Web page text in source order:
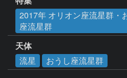
2017年 オリオン座流星群・
座流星群
天体
流星
おうし座流星群